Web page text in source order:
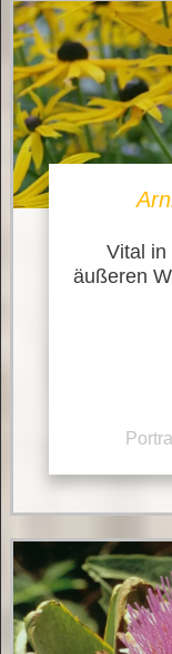
Vital in
äußeren